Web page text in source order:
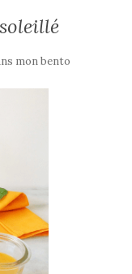
mon bento